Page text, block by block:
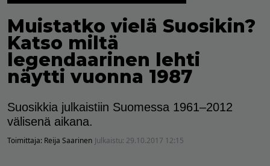
Muistatko vielä Suosikin?
Katso miltä
legendaarinen lehti
näytti vuonna 1987
Suosikkia julkaistiin Suomessa 1961–2012
välisenä aikana.
Toimittaja: Reija Saarinen Julkaistu: 29.10.2017 12:15